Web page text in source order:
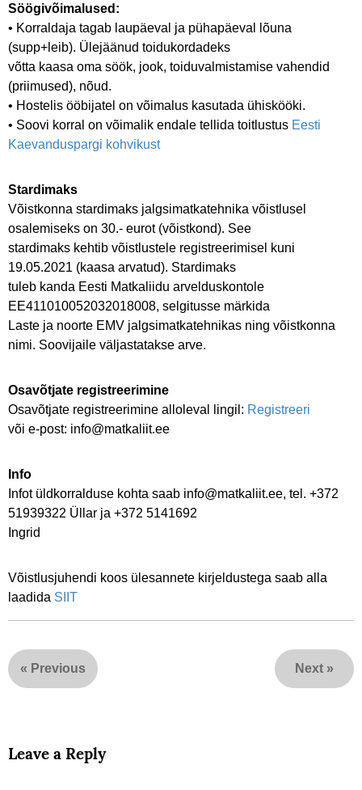
Söögivõimalused:
• Korraldaja tagab laupäeval ja pühapäeval lõuna
(supp+leib). Ülejäänud toidukordadeks
võtta kaasa oma söök, jook, toiduvalmistamise vahendid
(priimused), nõud.
• Hostelis ööbijatel on võimalus kasutada ühiskööki.
• Soovi korral on võimalik endale tellida toitlustus Eesti
Kaevanduspargi kohvikust
Stardimaks
Võistkonna stardimaks jalgsimatkatehnika võistlusel
osalemiseks on 30.- eurot (võistkond). See
stardimaks kehtib võistlustele registreerimisel kuni
19.05.2021 (kaasa arvatud). Stardimaks
tuleb kanda Eesti Matkaliidu arvelduskontole
EE411010052032018008, selgitusse märkida
Laste ja noorte EMV jalgsimatkatehnikas ning võistkonna
nimi. Soovijaile väljastatakse arve.
Osavõtjate registreerimine
Osavõtjate registreerimine alloleval lingil: Registreeri
või e-post: info@matkaliit.ee
Info
Infot üldkorralduse kohta saab info@matkaliit.ee, tel. +372
51939322 Üllar ja +372 5141692
Ingrid
Võistlusjuhendi koos ülesannete kirjeldustega saab alla
laadida SIIT
« Previous Next »
Leave a Reply